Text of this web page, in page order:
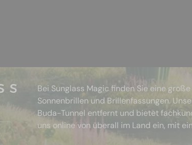
Bei Sunglass Magic finden Sie eine
Sonnenbrillen und Brillenfassungen.
Buda-Tunnel entfernt und bietet
uns online von überall im Land ein, mit